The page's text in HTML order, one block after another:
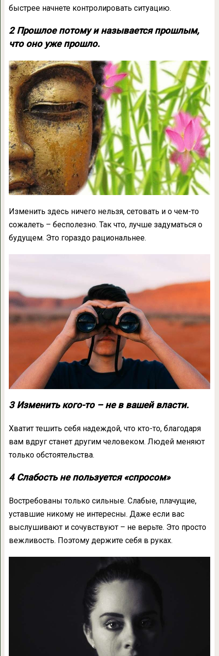
быстрее начнете контролировать ситуацию.
2 Прошлое потому и называется прошлым,
что оно уже прошло.
Изменить здесь ничего нельзя, сетовать и о чем-то
сожалеть – бесполезно. Так что, лучше задуматься о
будущем. Это гораздо рациональнее.
3 Изменить кого-то – не в вашей власти.
Хватит тешить себя надеждой, что кто-то, благодаря
вам вдруг станет другим человеком. Людей меняют
только обстоятельства.
4 Слабость не пользуется «спросом»
Востребованы только сильные. Слабые, плачущие,
уставшие никому не интересны. Даже если вас
выслушивают и сочувствуют – не верьте. Это просто
вежливость. Поэтому держите себя в руках.